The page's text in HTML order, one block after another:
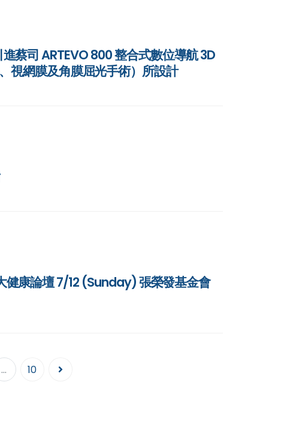
蔡司 ARTEVO 800 整合式數位導航 3D
視網膜及角膜屈光手術）所設計
康論壇 7/12 (Sunday) 張榮發基金會
... 10